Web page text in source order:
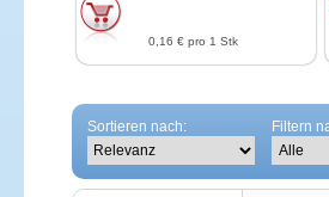
0,16 € pro 1 Stk
Sortieren nach: Filtern